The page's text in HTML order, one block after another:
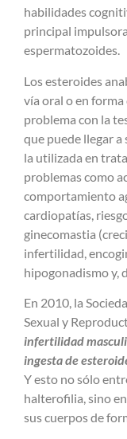
habilidades
principal
espermatozoides.
Los esteroides
vía oral o en
problema con la
que puede llegar a
la utilizada en
problemas como
comportamiento
cardiopatías,
ginecomastia
infertilidad,
hipogonadismo y,
En 2010, la
Sexual y
infertilidad
ingesta de
Y esto no sólo
halterofilia, sino
sus cuerpos de